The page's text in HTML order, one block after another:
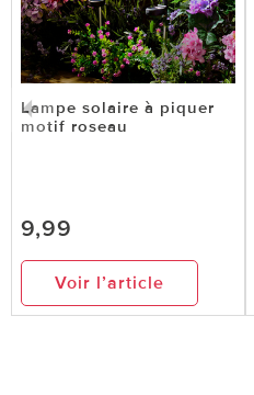
Lampe solaire à piquer
motif roseau
9,99
Voir l’article